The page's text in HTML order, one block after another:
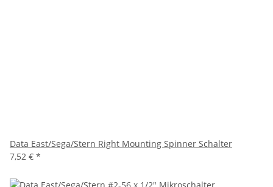
Data East/Sega/Stern Right Mounting Spinner Schalter
7,52 € *